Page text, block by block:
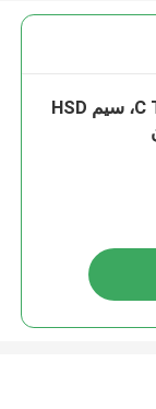
سیم HSD 4 پین C To Z، سیم HSD